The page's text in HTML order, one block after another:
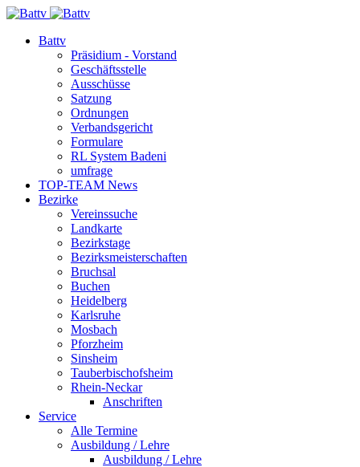
Battv
Präsidium - Vorstand
Geschäftsstelle
Ausschüsse
Satzung
Ordnungen
Verbandsgericht
Formulare
RL System Badeni
umfrage
TOP-TEAM News
Bezirke
Vereinssuche
Landkarte
Bezirkstage
Bezirksmeisterschaften
Bruchsal
Buchen
Heidelberg
Karlsruhe
Mosbach
Pforzheim
Sinsheim
Tauberbischofsheim
Rhein-Neckar
Anschriften
Service
Alle Termine
Ausbildung / Lehre
Ausbildung / Lehre